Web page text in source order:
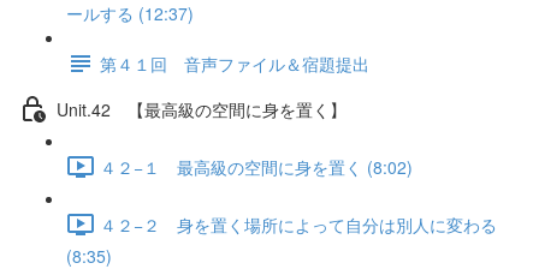
ールする (12:37)
第４１回 音声ファイル＆宿題提出
Unit.42 【最高級の空間に身を置く】
４２−１ 最高級の空間に身を置く (8:02)
４２−２ 身を置く場所によって自分は別人に変わる
(8:35)